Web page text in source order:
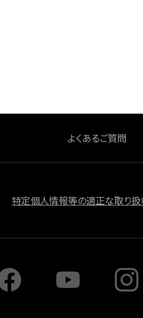
よくあるご質問
特定個人情報等の適正な取り